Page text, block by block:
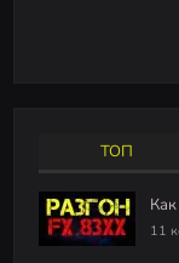
ТОП
11